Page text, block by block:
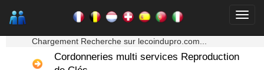
Chargement Recherche sur lecoindupro.com...
Cordonneries multi services Reproduction